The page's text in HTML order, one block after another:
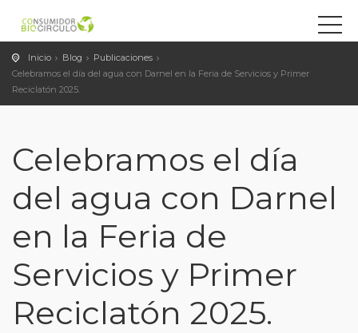
Inicio Blog
Publicaciones
Celebramos el día del agua con Darnel en la Feria de Servicios y Primer
Reciclatón 2025.
Celebramos el día
del agua con Darnel
en la Feria de
Servicios y Primer
Reciclatón 2025.